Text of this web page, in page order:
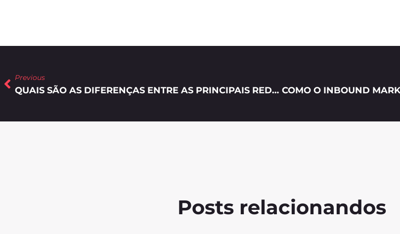
Previous
QUAIS SÃO AS DIFERENÇAS ENTRE AS PRINCIPAIS REDES SOCIAIS?
Posts relacionandos